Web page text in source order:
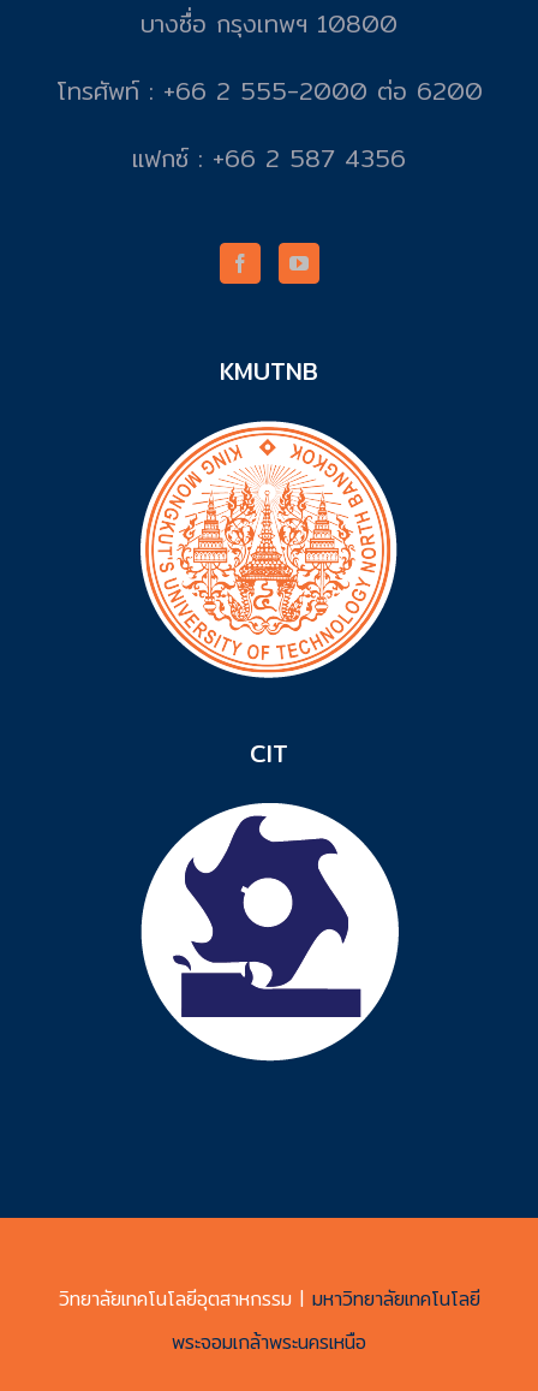
บางซื่อ กรุงเทพฯ 10800
โทรศัพท์ : +66 2 555-2000 ต่อ 6200
แฟกซ์ : +66 2 587 4356
KMUTNB
CIT
วิทยาลัยเทคโนโลยีอุตสาหกรรม | มหาวิทยาลัยเทคโนโลยี
พระจอมเกล้าพระนครเหนือ